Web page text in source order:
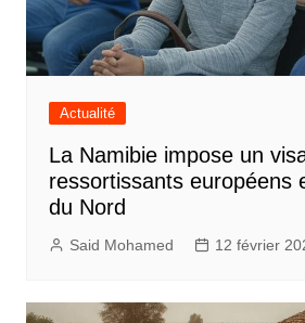
Actualité
La Namibie impose un
ressortissants européens
du Nord
Said Mohamed 12 février